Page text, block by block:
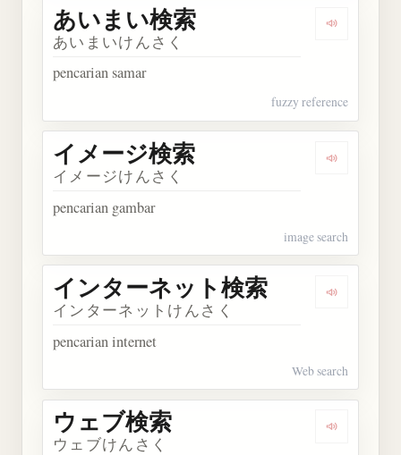
Dengarkan
あいまい検索
あいまいけんさく
pencarian samar
fuzzy reference
Dengarkan
イメージ検索
イメージけんさく
pencarian gambar
image search
Dengarkan
インターネット検索
インターネットけんさく
pencarian internet
Web search
Dengarkan
ウェブ検索
ウェブけんさく